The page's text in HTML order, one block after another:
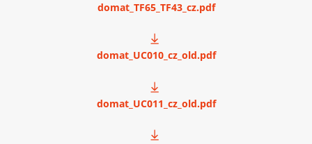
domat_TF65_TF43_cz.pdf
domat_UC010_cz_old.pdf
domat_UC011_cz_old.pdf